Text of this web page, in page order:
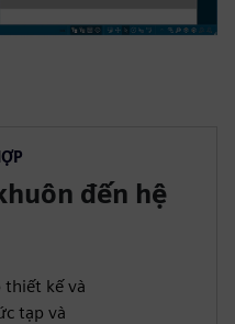
đến hệ
thiết kế và
tạp và